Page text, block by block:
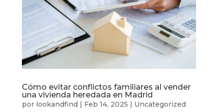
Cómo evitar conflictos familiares al vender
una vivienda heredada en Madrid
por lookandfind | Feb 14, 2025 | Uncategorized